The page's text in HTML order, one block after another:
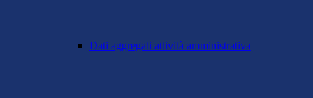
Dati aggregati attività amministrativa